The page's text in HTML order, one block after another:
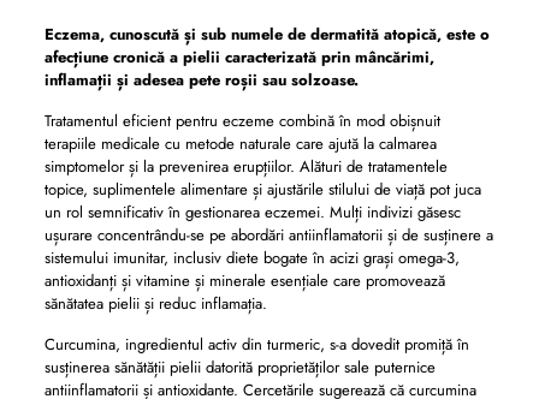
Eczema, cunoscută și sub numele de dermatită atopică, este o
afecțiune cronică a pielii caracterizată prin mâncărimi,
inflamații și adesea pete roșii sau solzoase.
Tratamentul eficient pentru eczeme combină în mod obișnuit
terapiile medicale cu metode naturale care ajută la calmarea
simptomelor și la prevenirea erupțiilor. Alături de tratamentele
topice, suplimentele alimentare și ajustările stilului de viață pot juca
un rol semnificativ în gestionarea eczemei. Mulți indivizi găsesc
ușurare concentrându-se pe abordări antiinflamatorii și de susținere a
sistemului imunitar, inclusiv diete bogate în acizi grași omega-3,
antioxidanți și vitamine și minerale esențiale care promovează
sănătatea pielii și reduc inflamația.
Curcumina, ingredientul activ din turmeric, s-a dovedit promiță în
susținerea sănătății pielii datorită proprietăților sale puternice
antiinflamatorii și antioxidante. Cercetările sugerează că curcumina